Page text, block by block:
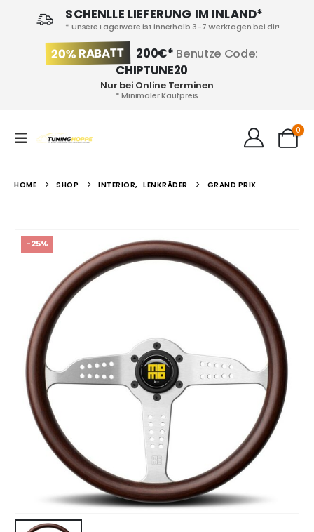
SCHENLLE LIEFERUNG IM INLAND*
* Unsere Lagerware ist innerhalb 3-7 Werktagen bei dir!
20% RABATT 200€* Benutze Code:
CHIPTUNE20
Nur bei Online Terminen
* Minimaler Kaufpreis
0
HOME SHOP INTERIOR, LENKRÄDER GRAND PRIX
-25%